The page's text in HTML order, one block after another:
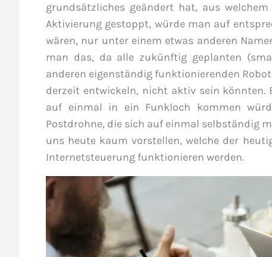
grundsätzliches geändert hat, aus
Aktivierung gestoppt, würde man auf
wären, nur unter einem etwas anderen
man das, da alle zukünftig geplanten
anderen eigenständig funktionierenden
derzeit entwickeln, nicht aktiv sein könnten.
auf einmal in ein Funkloch kommen
Postdrohne, die sich auf einmal selbständig
uns heute kaum vorstellen, welche der
Internetsteuerung funktionieren werden.